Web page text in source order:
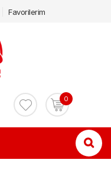
Favorilerim
0